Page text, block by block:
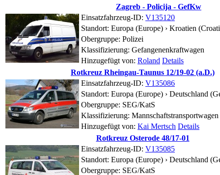
Zagreb - Policija - GefKw
Einsatzfahrzeug-ID: V135120
Standort: Europa (Europe) › Kroatien
Obergruppe: Polizei
Klassifizierung: Gefangenenkraftwagen
Hinzugefügt von: Roland Details
Rotkreuz Rheingau-Taunus 12/19-02 (a.D.)
Einsatzfahrzeug-ID: V135086
Standort: Europa (Europe) › Deutschland
Obergruppe: SEG/KatS
Klassifizierung: Mannschaftstransportwagen
Hinzugefügt von: Kai Mertsch Details
Rotkreuz Osterode 48/17-01
Einsatzfahrzeug-ID: V135085
Standort: Europa (Europe) › Deutschland
Obergruppe: SEG/KatS